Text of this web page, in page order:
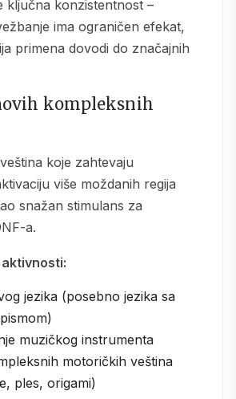
ključna konzistentnost –
ima ograničen efekat,
primena dovodi do značajnih
kompleksnih
više moždanih regija
snažan stimulans za
a.
aktivnosti:
jezika (posebno jezika sa
muzičkog instrumenta
motoričkih veština
ples, origami)